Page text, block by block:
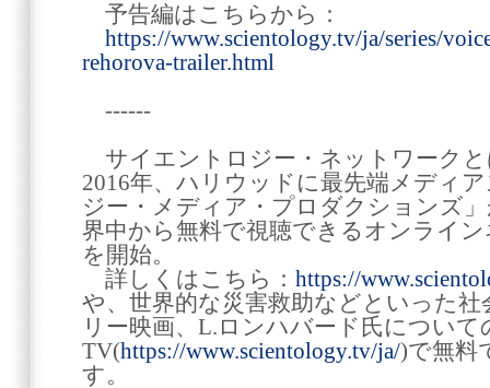
予告編はこちらから：
https://www.scientology.tv/ja/series/
rehorova-trailer.html
------
サイエントロジー・ネットワークと
2016年、ハリウッドに最先端メディ
ジー・メディア・プロダクションズ
界中から無料で視聴できるオンライ
を開始。
詳しくはこちら： https://
や、世界的な災害救助などといった
リー映画、L.ロンハバード氏につい
TV(https://www.scientology.tv/ja/)で無料
す。